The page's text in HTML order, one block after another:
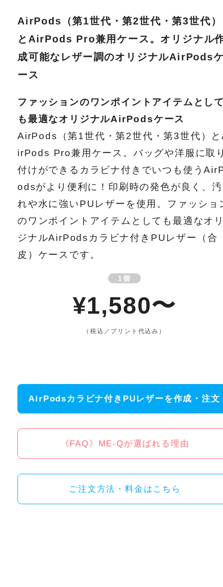
AirPods（第1世代・第2世代・第3世代）
とAirPods Pro兼用ケース。オリジナル
成可能なレザー調のオリジナルAirPods
ース
ファッションのワンポイントアイテムとし
も最適なオリジナルAirPodsケース
AirPods（第1世代・第2世代・第3世代）
irPods Pro兼用ケース。バッグや洋服に取
付けができるカラビナ付きでいつも使う
odsがより便利に！印刷時の発色が良く、汚
れや水に強いPUレザーを使用。ファッショ
のワンポイントアイテムとしても最適なオ
ジナルAirPodsカラビナ付きPUレザー（合
皮）ケースです。
1個
¥1,580〜
（税込／プリント代込み）
AirPodsカラビナ付きPUレザーを作成・注文
《FAQ》ME-Qが選ばれる理由
ご注文方法・料金はこちら